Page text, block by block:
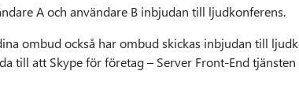
A och användare B inbjudan till ljudkonferens.
ombud också har ombud skickas inbjudan till
till att Skype för företag – Server Front-End tjänsten